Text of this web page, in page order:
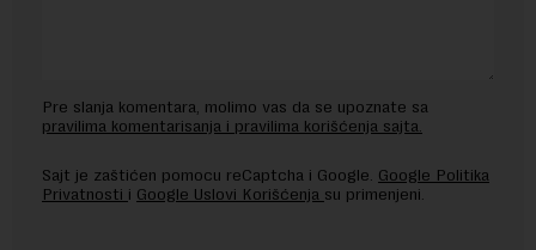
Pre slanja komentara, molimo vas da se upoznate sa
pravilima komentarisanja i pravilima korišćenja sajta.
Sajt je zaštićen pomocu reCaptcha i Google. Google Politika
Privatnosti i Google Uslovi Korišćenja su primenjeni.